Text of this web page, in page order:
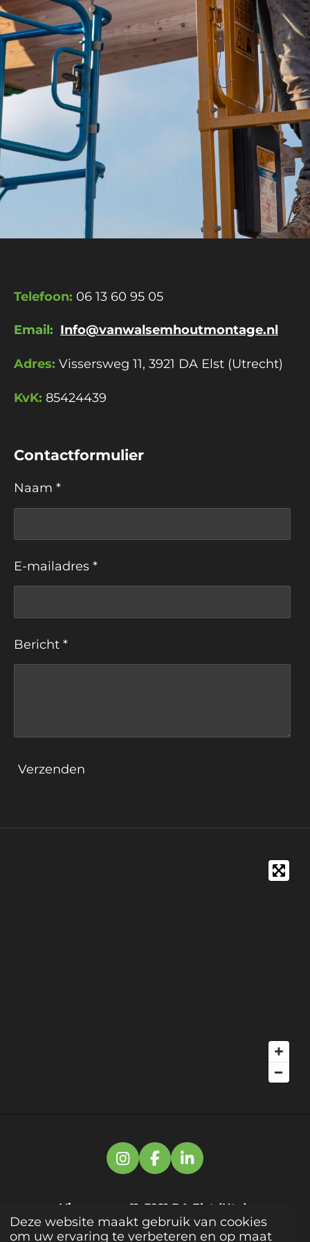
Deze website maakt gebruik van cookies
om uw ervaring te verbeteren en op maat
Telefoon: 06 13 60 95 05
Email: Info@vanwalsemhoutmontage.nl
Adres: Vissersweg 11, 3921 DA Elst (Utrecht)
KvK: 85424439
Contactformulier
Naam *
E-mailadres *
Bericht *
Verzenden
I
n
a
g
F
a
e
b
o
L
i
k
e
d
Vissersweg 11, 3921 DA Elst (Utr.)